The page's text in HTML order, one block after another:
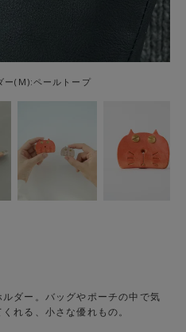
ー(M):ペールトープ
ダー。バッグやポーチの中で気
れる、小さな優れもの。